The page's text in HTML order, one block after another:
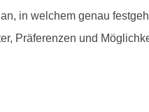
in welchem genau
Präferenzen und